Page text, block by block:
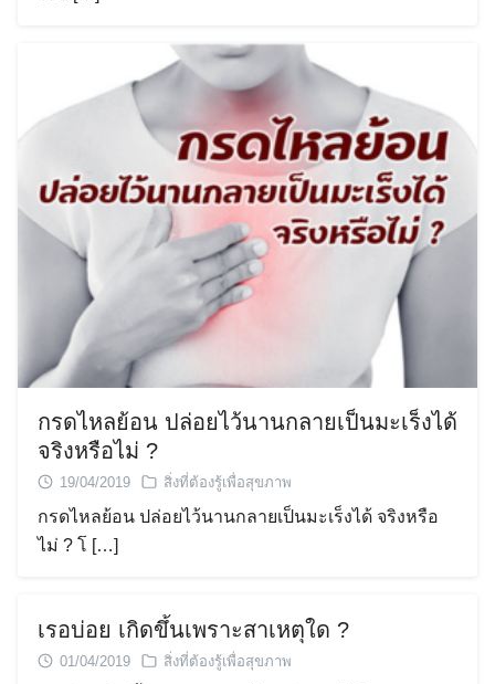
Search
for:
กรดไหลย้อน ปล่อยไว้นานกลายเป็นมะเร็งได้
จริงหรือไม่ ?
19/04/2019 สิ่งที่ต้องรู้เพื่อสุขภาพ
กรดไหลย้อน ปล่อยไว้นานกลายเป็นมะเร็งได้ จริงหรือ
ไม่ ? โ […]
เรอบ่อย เกิดขึ้นเพราะสาเหตุใด ?
01/04/2019 สิ่งที่ต้องรู้เพื่อสุขภาพ